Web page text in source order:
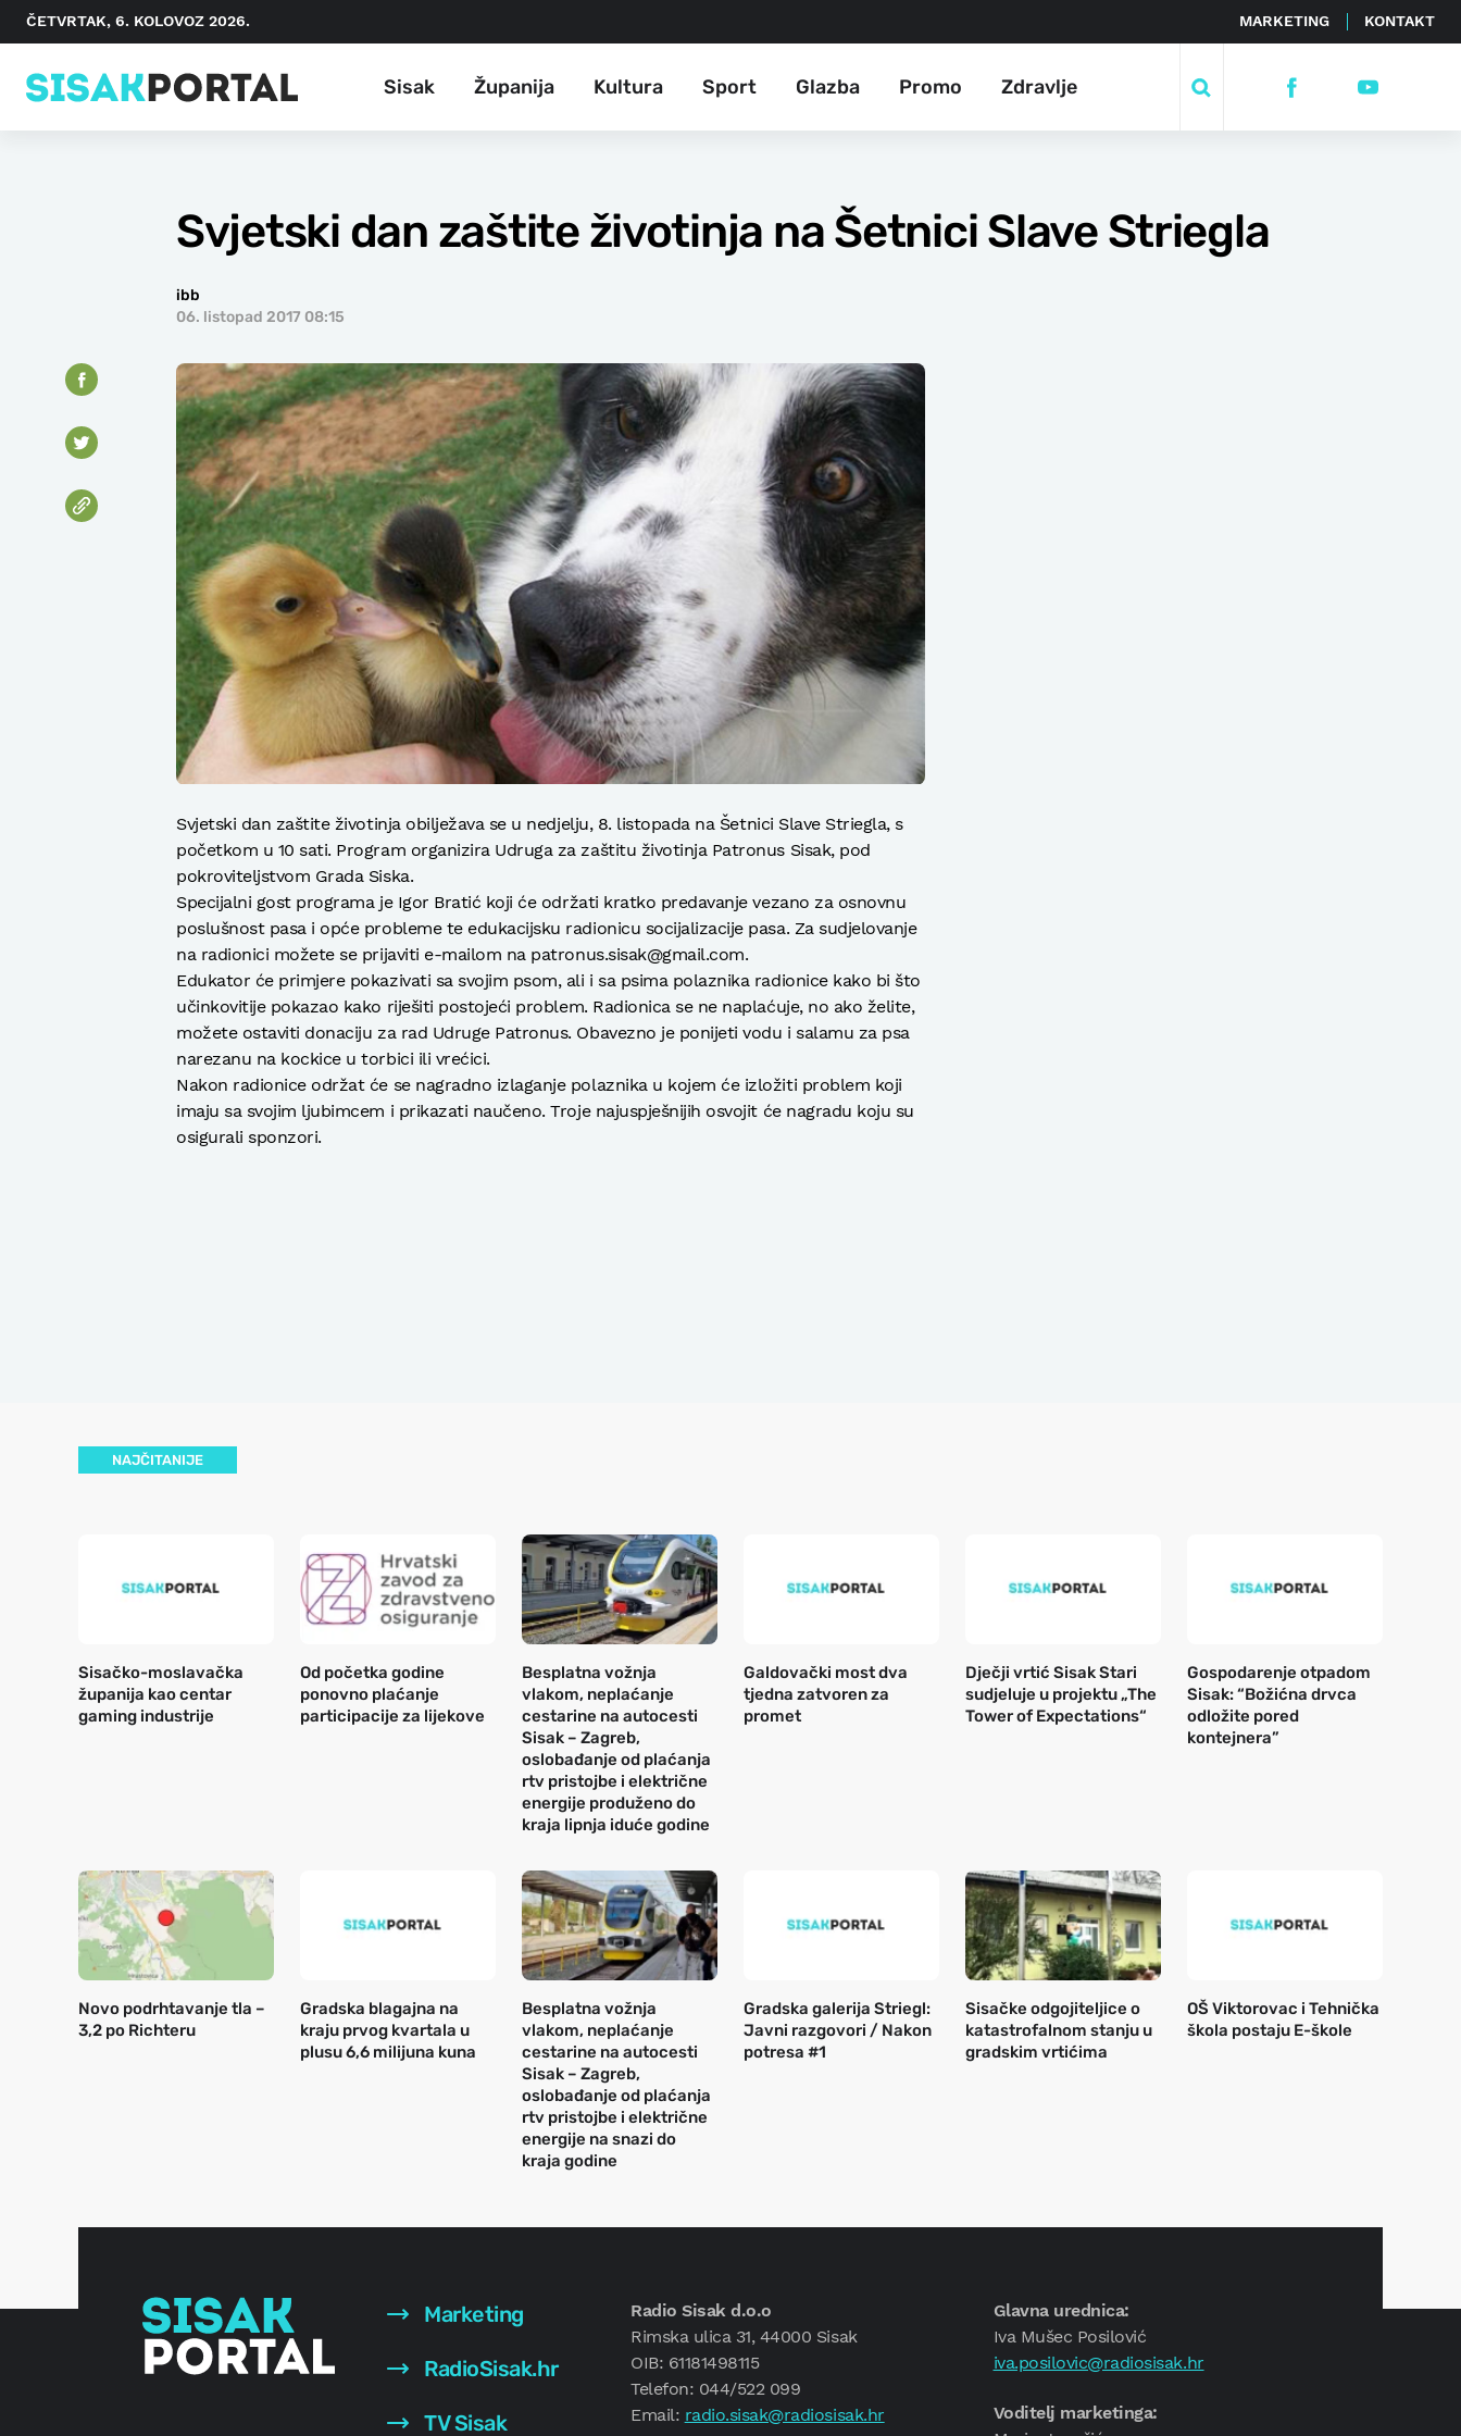
ČETVRTAK, 6. KOLOVOZ 2026. MARKETING KONTAKT
Sisak Županija Kultura Sport Glazba Promo Zdravlje
Svjetski dan zaštite životinja na Šetnici Slave Striegla
ibb
06. listopad 2017 08:15
Svjetski dan zaštite životinja obilježava se u nedjelju, 8. listopada na Šetnici Slave Striegla, s
početkom u 10 sati. Program organizira Udruga za zaštitu životinja Patronus Sisak, pod
pokroviteljstvom Grada Siska.
Specijalni gost programa je Igor Bratić koji će održati kratko predavanje vezano za osnovnu
poslušnost pasa i opće probleme te edukacijsku radionicu socijalizacije pasa. Za sudjelovanje
na radionici možete se prijaviti e-mailom na patronus.sisak@gmail.com.
Edukator će primjere pokazivati sa svojim psom, ali i sa psima polaznika radionice kako bi što
učinkovitije pokazao kako riješiti postojeći problem. Radionica se ne naplaćuje, no ako želite,
možete ostaviti donaciju za rad Udruge Patronus. Obavezno je ponijeti vodu i salamu za psa
narezanu na kockice u torbici ili vrećici.
Nakon radionice održat će se nagradno izlaganje polaznika u kojem će izložiti problem koji
imaju sa svojim ljubimcem i prikazati naučeno. Troje najuspješnijih osvojit će nagradu koju su
osigurali sponzori.
NAJČITANIJE
Sisačko-moslavačka
županija kao centar
gaming industrije
Od početka godine
ponovno plaćanje
participacije za lijekove
Besplatna vožnja
vlakom, neplaćanje
cestarine na autocesti
Sisak – Zagreb,
oslobađanje od plaćanja
rtv pristojbe i električne
energije produženo do
kraja lipnja iduće godine
Galdovački most dva
tjedna zatvoren za
promet
Dječji vrtić Sisak Stari
sudjeluje u projektu „The
Tower of Expectations“
Gospodarenje otpadom
Sisak: “Božićna drvca
odložite pored
kontejnera”
Novo podrhtavanje tla –
3,2 po Richteru
Gradska blagajna na
kraju prvog kvartala u
plusu 6,6 milijuna kuna
Besplatna vožnja
vlakom, neplaćanje
cestarine na autocesti
Sisak – Zagreb,
oslobađanje od plaćanja
rtv pristojbe i električne
energije na snazi do
kraja godine
Gradska galerija Striegl:
Javni razgovori / Nakon
potresa #1
Sisačke odgojiteljice o
katastrofalnom stanju u
gradskim vrtićima
OŠ Viktorovac i Tehnička
škola postaju E-škole
Marketing
RadioSisak.hr
TV Sisak
Radio Sisak d.o.o
Rimska ulica 31, 44000 Sisak
OIB: 61181498115
Telefon: 044/522 099
Email: radio.sisak@radiosisak.hr
Glavna urednica:
Iva Mušec Posilović
iva.posilovic@radiosisak.hr
Voditelj marketinga: